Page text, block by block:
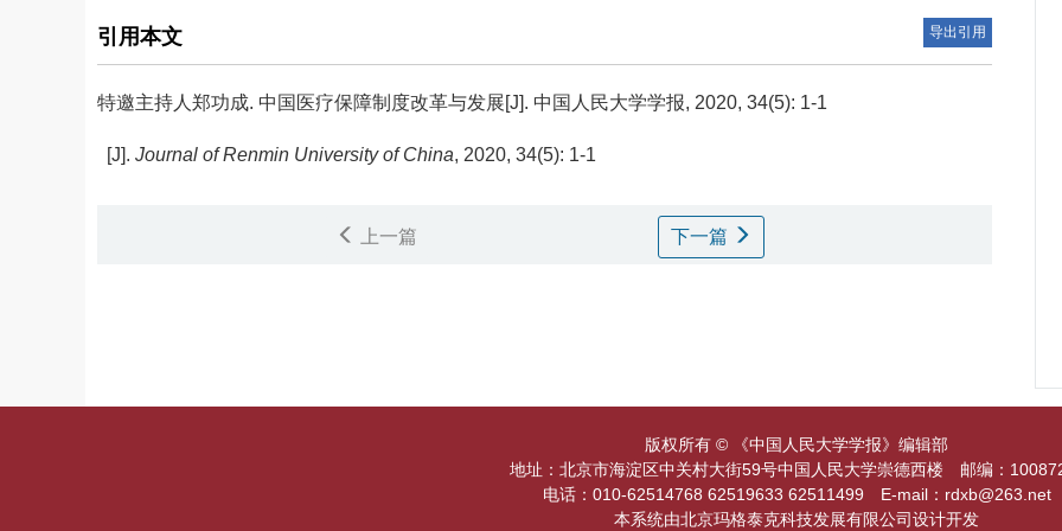
引用本文 导出引用
特邀主持人郑功成. 中国医疗保障制度改革与发展[J]. 中国人民大学学报, 2020, 34(5): 1-1
[J]. Journal of Renmin University of China, 2020, 34(5): 1-1
上一篇 下一篇
版权所有 © 《中国人民大学学报》编辑部
地址：北京市海淀区中关村大街59号中国人民大学崇德西楼 邮编：
电话：010-62514768 62519633 62511499 E-mail：rdxb@263.net
本系统由北京玛格泰克科技发展有限公司设计开发